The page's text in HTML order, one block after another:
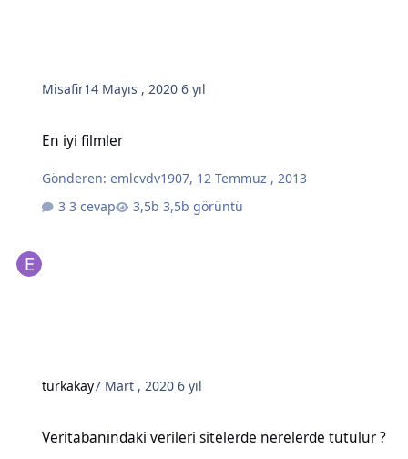
Misafir14 Mayıs , 20206 yıl
En iyi filmler
Gönderen:emlcvdv1907, 12 Temmuz , 2013
3 cevap
3,5b görüntü
turkakay7 Mart , 20206 yıl
Veritabanındaki verileri sitelerde nerelerde tutulur ?